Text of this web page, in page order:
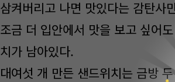
삼켜버리고 나면 맛있다는 감탄사
조금 더 입안에서 맛을 보고 싶어
치가 남아있다.
대여섯 개 만든 샌드위치는 금방